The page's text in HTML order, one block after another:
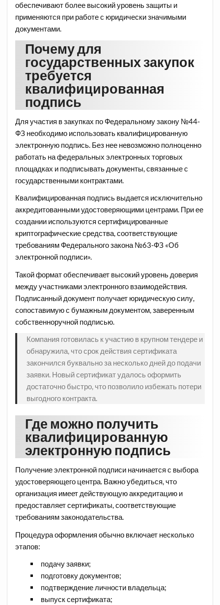
обеспечивают более высокий уровень защиты и
применяются при работе с юридически значимыми
документами.
Почему для
государственных закупок
требуется
квалифицированная
подпись
Для участия в закупках по Федеральному закону №44-
ФЗ необходимо использовать квалифицированную
электронную подпись. Без нее невозможно полноценно
работать на федеральных электронных торговых
площадках и подписывать документы, связанные с
государственными контрактами.
Квалифицированная подпись выдается исключительно
аккредитованными удостоверяющими центрами. При ее
создании используются сертифицированные
криптографические средства, соответствующие
требованиям Федерального закона №63-ФЗ «Об
электронной подписи».
Такой формат обеспечивает высокий уровень доверия
между участниками электронного взаимодействия.
Подписанный документ получает юридическую силу,
сопоставимую с бумажным документом, заверенным
собственноручной подписью.
Компания готовилась к участию в крупном тендере и
обнаружила, что срок действия сертификата
закончился буквально за несколько дней до подачи
заявки. Новый сертификат удалось оформить
достаточно быстро, что позволило избежать потери
выгодного контракта.
Где можно получить
квалифицированную
электронную подпись
Получение электронной подписи начинается с выбора
удостоверяющего центра. Важно убедиться, что
организация имеет действующую аккредитацию и
предоставляет сертификаты, соответствующие
требованиям законодательства.
Процедура оформления обычно включает несколько
этапов:
подачу заявки;
подготовку документов;
подтверждение личности владельца;
выпуск сертификата;